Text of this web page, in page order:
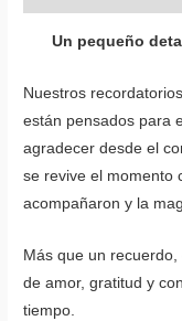
Un pequeño
Nuestros
están pensados para
agradecer desde el
se revive el momento
acompañaron y la
Más que un
de amor, gratitud y
tiempo.